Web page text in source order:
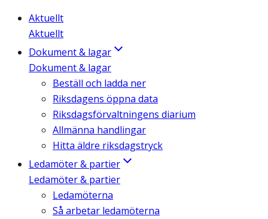
Aktuellt
Aktuellt
Dokument & lagar
Dokument & lagar
Beställ och ladda ner
Riksdagens öppna data
Riksdagsförvaltningens diarium
Allmänna handlingar
Hitta äldre riksdagstryck
Ledamöter & partier
Ledamöter & partier
Ledamöterna
Så arbetar ledamöterna